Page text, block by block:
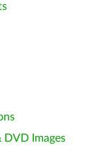
DVD Images